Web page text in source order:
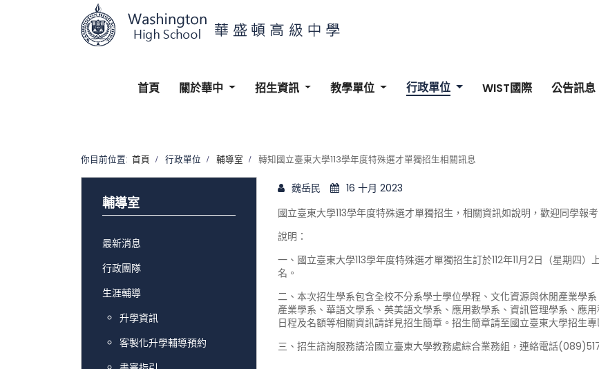
首頁 關於華中 招生資訊 教學單位 行政單位 WIST國際 公告訊息
你目前位置: 首頁 行政單位 輔導室 轉知國立臺東大學113學年度特殊選才單獨招生相關訊息
魏岳民
16 十月 2023
國立臺東大學113學年度特殊選才單獨招生，相關資訊如說明，歡迎同學報考
說明：
一、國立臺東大學113學年度特殊選才單獨招生訂於112年11月2日（星期四
名。
二、本次招生學系包含全校不分系學士學位學程、文化資源與休閒產業學
產業學系、華語文學系、英美語文學系、應用數學系、資訊管理學系、應
日程及名額等相關資訊請詳見招生簡章。招生簡章請至國立臺東大學招生專
三、招生諮詢服務請洽國立臺東大學教務處綜合業務組，連絡電話
輔導室
最新消息
行政團隊
生涯輔導
升學資訊
客製化升學輔導預約